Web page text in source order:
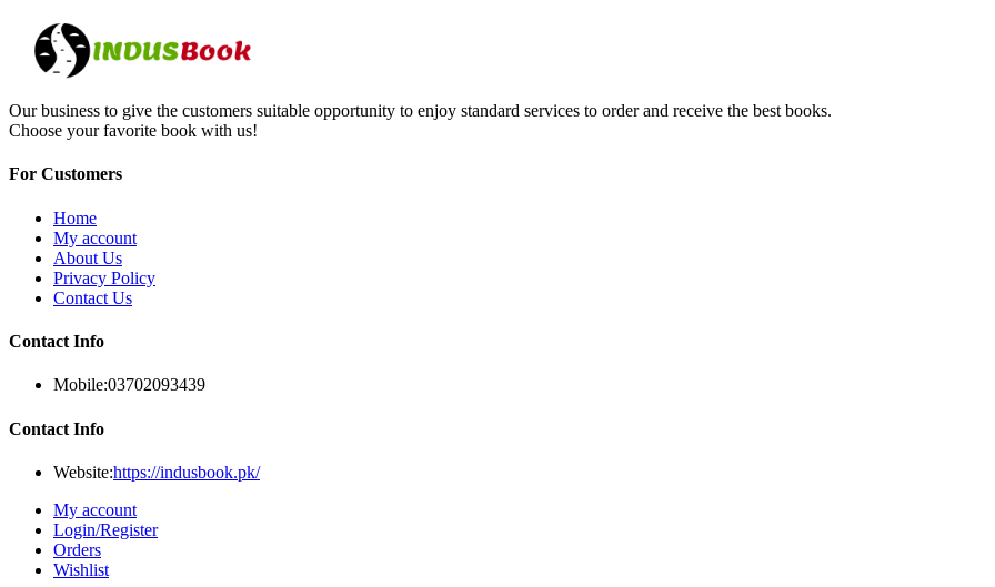
Our business to give the customers suitable opportunity to enjoy standard services to order and receive the best books.
Choose your favorite book with us!
For Customers
Home
My account
About Us
Privacy Policy
Contact Us
Contact Info
Mobile:03702093439
Contact Info
Website:https://indusbook.pk/
My account
Login/Register
Orders
Wishlist